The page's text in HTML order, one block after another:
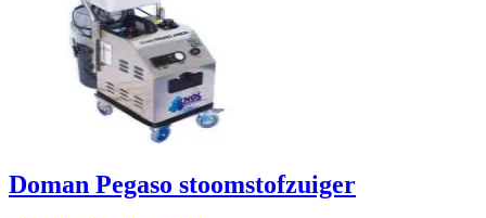
Doman Pegaso stoomstofzuiger